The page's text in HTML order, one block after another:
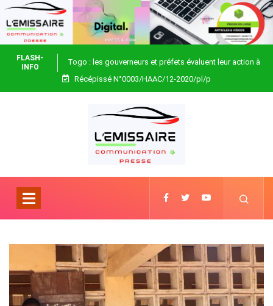
FLASH-
INFO
Togo : les gouverneurs et préfets évaluent leur action à
Blitta
Récépissé N°0003/HAAC/12-2020/pl/p